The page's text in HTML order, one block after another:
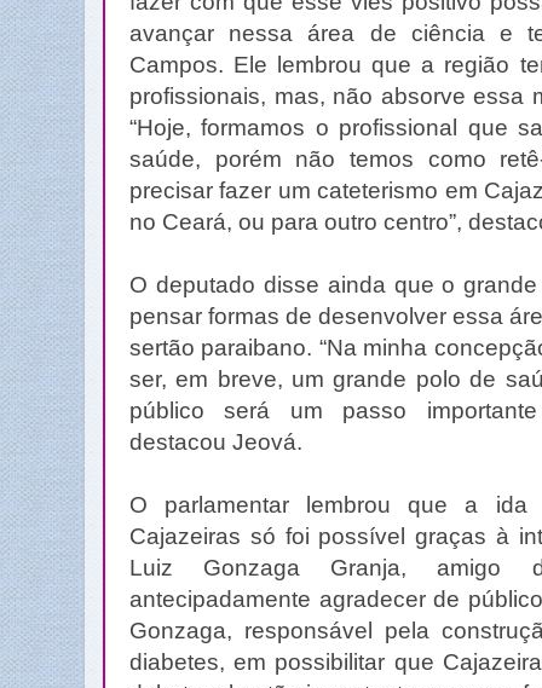
avançar nessa área de ciência e
Campos. Ele lembrou que a região
profissionais, mas, não absorve essa
“Hoje, formamos o profissional que
saúde, porém não temos como
precisar fazer um cateterismo em
no Ceará, ou para outro centro”,
O deputado disse ainda que o
pensar formas de desenvolver essa
sertão paraibano. “Na minha
ser, em breve, um grande polo de
público será um passo
destacou Jeová.
O parlamentar lembrou que a
Cajazeiras só foi possível graças à
Luiz Gonzaga Granja, amigo
antecipadamente agradecer de
Gonzaga, responsável pela
diabetes, em possibilitar que